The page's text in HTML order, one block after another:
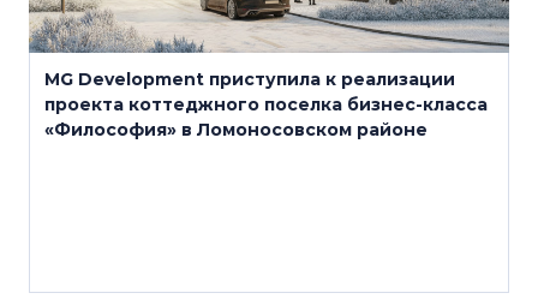
MG Development приступила к реализации
проекта коттеджного поселка бизнес-класса
«Философия» в Ломоносовском районе